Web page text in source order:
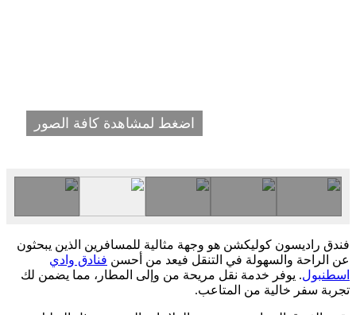
اضغط لمشاهدة كافة الصور
فندق راديسون كوليكشن هو وجهة مثالية للمسافرين الذين يبحثون
عن الراحة والسهولة في التنقل فيعد من أحسن فنادق وادي
اسطنبول. يوفر خدمة نقل مريحة من وإلى المطار، مما يضمن لك
تجربة سفر خالية من المتاعب.